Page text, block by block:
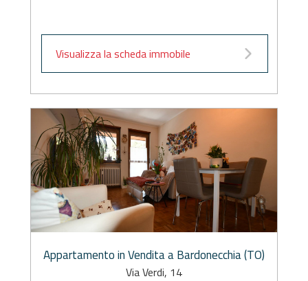
Visualizza la scheda immobile
Appartamento in Vendita a Bardonecchia (TO)
Via Verdi, 14